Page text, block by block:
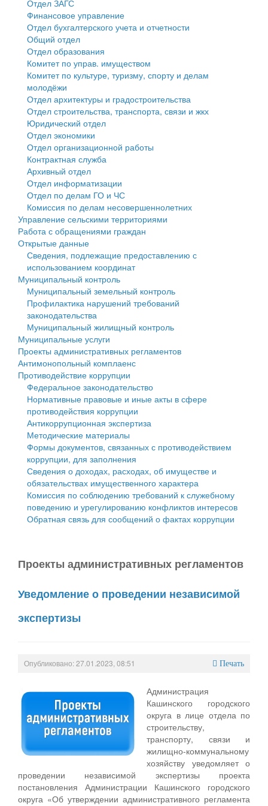
Государственные услуги
Промышленность и АПК
Экономика и бизнес
Символика
Устав
Гостям округа
Туризм
Культура
Образование
Здравоохранение
Социальная защита
Фотоальбом
муниципального округа Тверской области
Администрация Кашинского муниципального округа
Тверской области
Управление сельскими территориями
Открытые данные
Работа с обращениями граждан
Муниципальный контроль
Муниципальные услуги
Проекты административных регламентов
Антимонопольный комплаенс
Противодействие коррупции
Финансовое управление
Бюджет для граждан
Имущество
Выявление правообладателей ранее учтенных
объектов недвижимости
Имущественная поддержка субъектов малого и
среднего предпринимательства
Информационная поддержка субъектов малого и
среднего предпринимательства
Муниципальные программы
Контрольно-счетная палата
Персональные данные
Оценка регулирующего воздействия
Деятельность МУ
Нормативы градостроительного проектирования
Правила землепользования и застройки
Генеральные планы
Проекты планировки территории
Собрание депутатов
Городское поселение
Сельские поселения
Отдел ЗАГС
Финансовое управление
Отдел бухгалтерского учета и отчетности
Общий отдел
Отдел образования
Комитет по управ. имуществом
Комитет по культуре, туризму, спорту и делам
молодёжи
Отдел архитектуры и градостроительства
Отдел строительства, транспорта, связи и жкх
Юридический отдел
Отдел экономики
Отдел организационной работы
Контрактная служба
Архивный отдел
Отдел информатизации
Отдел по делам ГО и ЧС
Комиссия по делам несовершеннолетних
Управление сельскими территориями
Работа с обращениями граждан
Открытые данные
Сведения, подлежащие предоставлению с
использованием координат
Муниципальный контроль
Муниципальный земельный контроль
Профилактика нарушений требований
законодательства
Муниципальный жилищный контроль
Муниципальные услуги
Проекты административных регламентов
Антимонопольный комплаенс
Противодействие коррупции
Федеральное законодательство
Нормативные правовые и иные акты в сфере
противодействия коррупции
Антикоррупционная экспертиза
Методические материалы
Формы документов, связанных с противодействием
коррупции, для заполнения
Сведения о доходах, расходах, об имуществе и
обязательствах имущественного характера
Комиссия по соблюдению требований к служебному
поведению и урегулированию конфликтов интересов
Обратная связь для сообщений о фактах коррупции
Проекты административных регламентов
Уведомление о проведении независимой
экспертизы
Опубликовано: 27.01.2023, 08:51 Печать
Администрация
Кашинского городского
округа в лице отдела по
строительству,
транспорту, связи и
жилищно-коммунальному
хозяйству уведомляет о
проведении независимой экспертизы проекта
постановления Администрации Кашинского городского
округа «Об утверждении административного регламента